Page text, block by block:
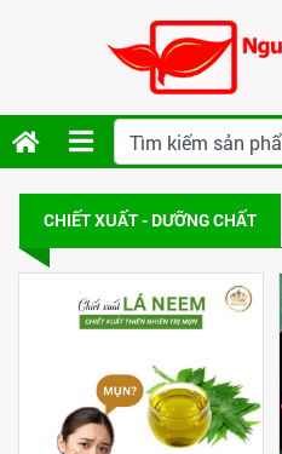
CHIẾT XUẤT - DƯỠNG CHẤT